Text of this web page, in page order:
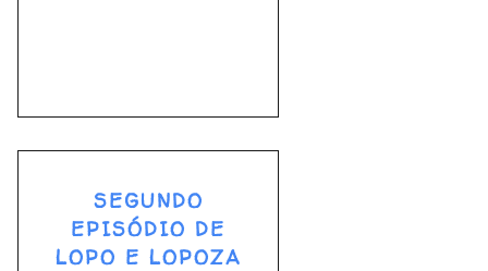
SEGUNDO
EPISÓDIO DE
LOPO E LOPOZA